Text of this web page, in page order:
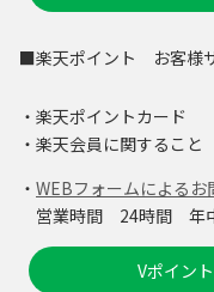
■楽天ポイント お客様
・楽天ポイントカード
・楽天会員に関すること
・ WEBフォームによるお
営業時間 24時間 年
Vポイン